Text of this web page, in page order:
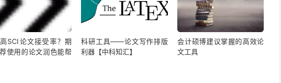
SCI论文接受率？期
使用的论文润色能帮
科研工具——论文写作排版
利器【中科知汇】
会计硕博建议掌握的高效论
文工具